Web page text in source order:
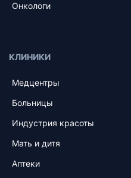
Онкологи
КЛИНИКИ
Медцентры
Больницы
Индустрия красоты
Мать и дитя
Аптеки